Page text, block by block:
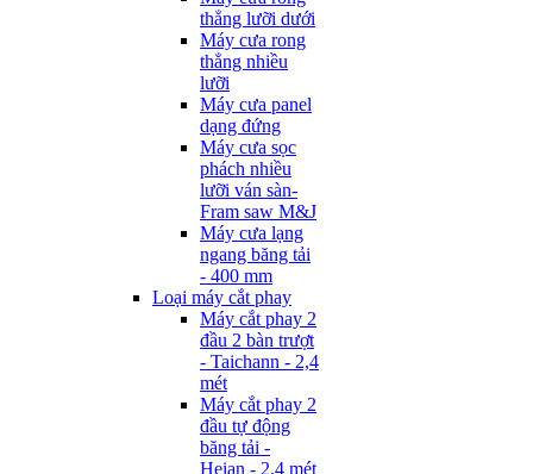
thẳng lưỡi dưới
Máy cưa rong
thẳng nhiều
lưỡi
Máy cưa panel
dạng đứng
Máy cưa sọc
phách nhiều
lưỡi ván sàn-
Fram saw M&J
Máy cưa lạng
ngang băng tải
- 400 mm
Loại máy cắt phay
Máy cắt phay 2
đầu 2 bàn trượt
- Taichann - 2,4
mét
Máy cắt phay 2
đầu tự động
băng tải -
Heian - 2,4 mét